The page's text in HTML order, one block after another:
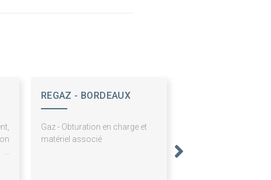
et
REGAZ - BORDEAUX
Gaz - Obturation en charge et
matériel associé